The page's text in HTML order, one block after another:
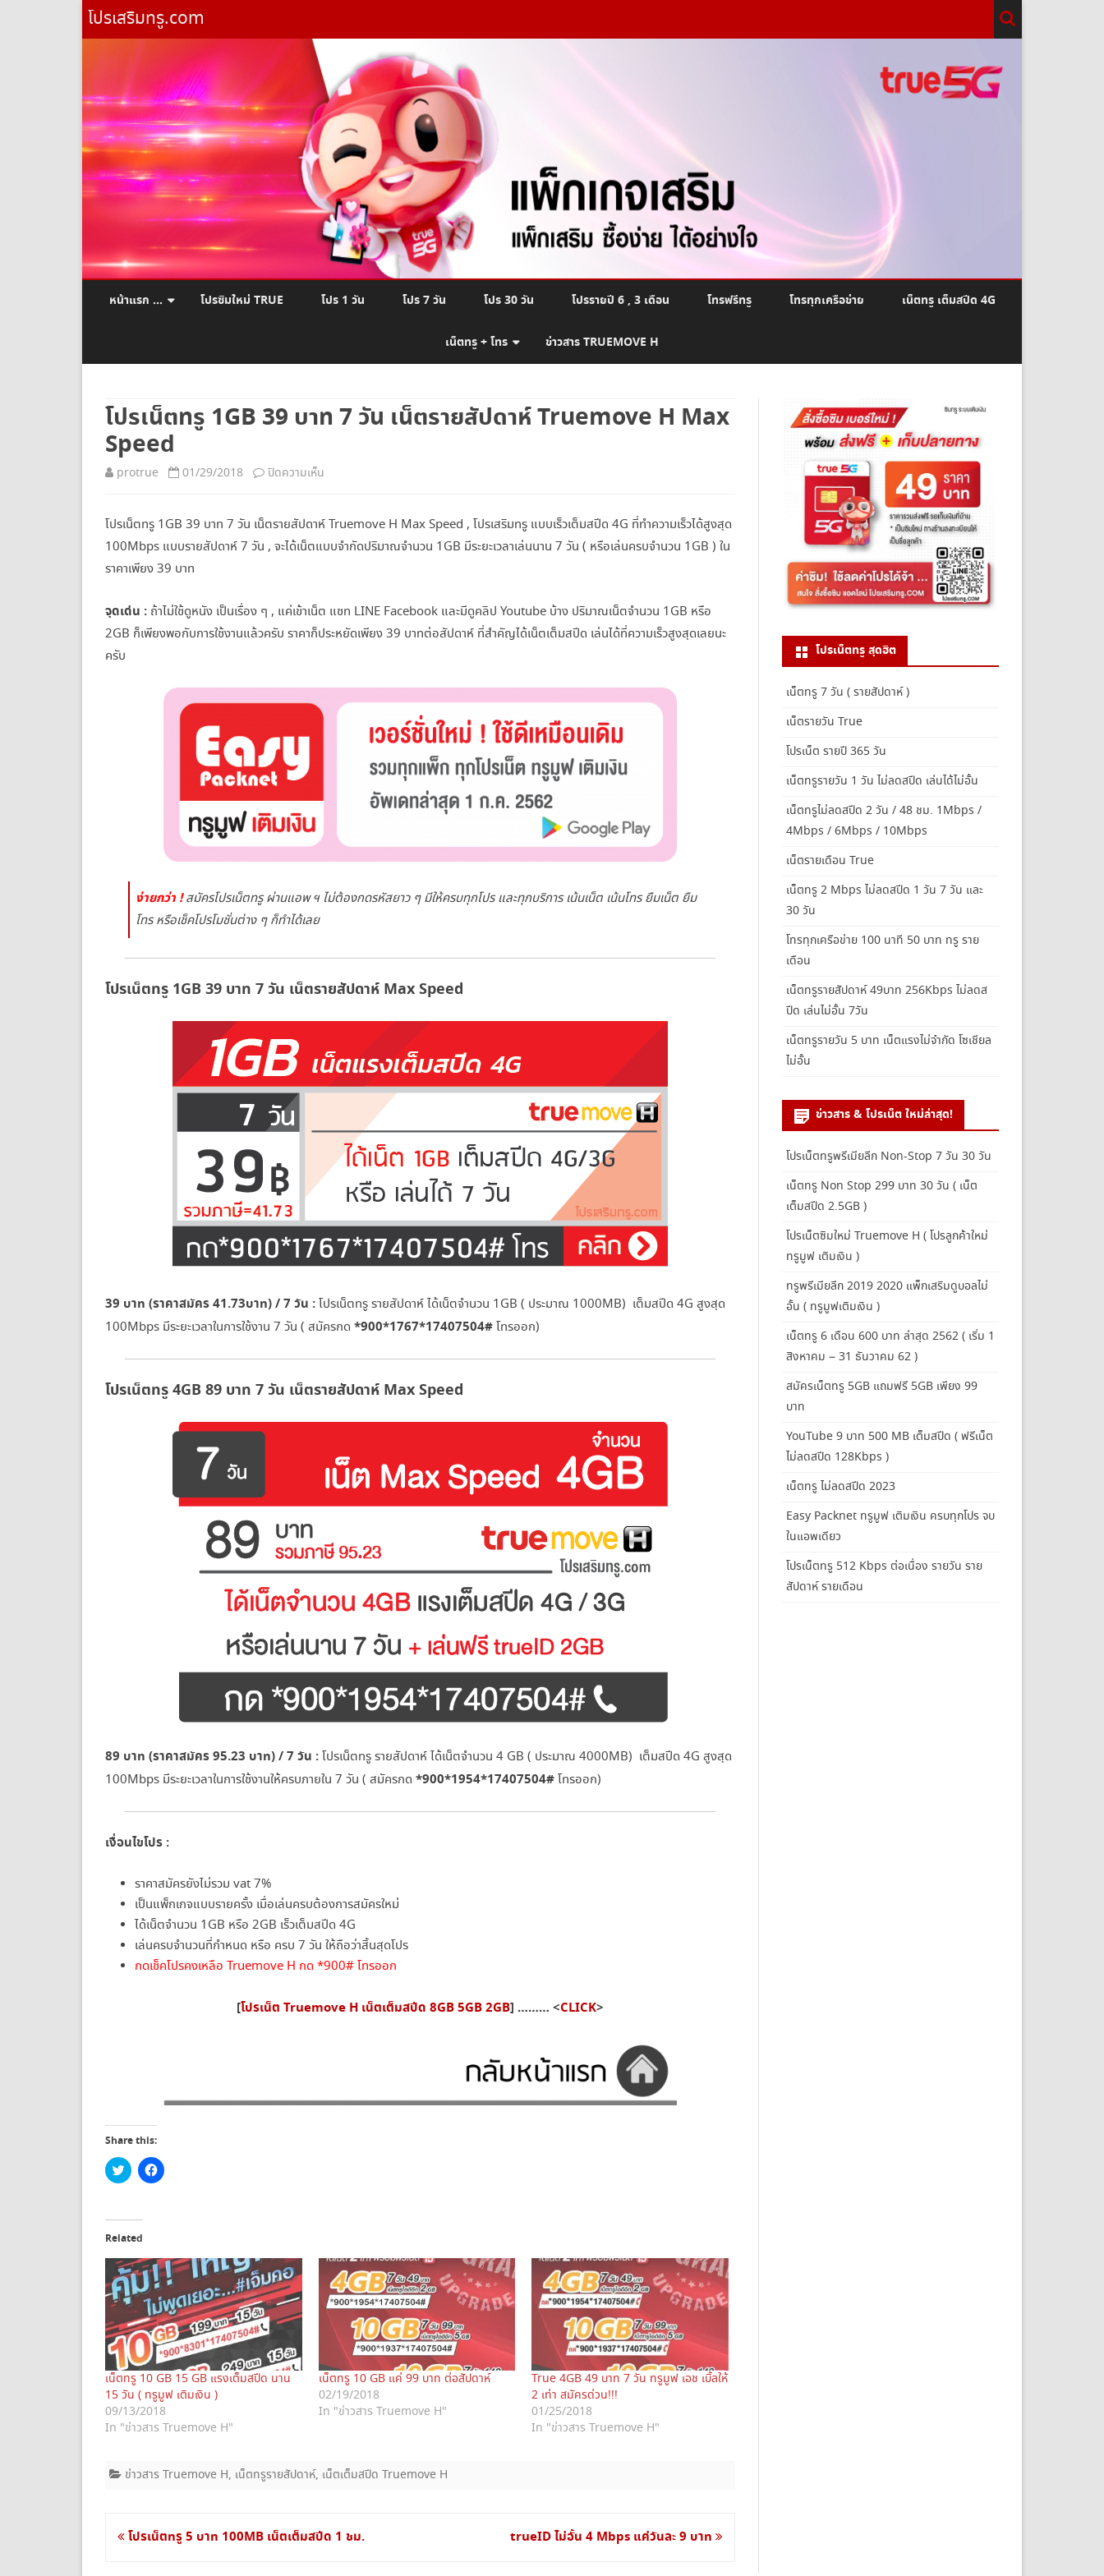
โปรเสริมทรู.com
Skip
หน้าแรก … โปรซิมใหม่ TRUE โปร 1 วัน โปร 7 วัน โปร 30 วัน โปรรายปี 6 , 3 เดือน โทรฟรีทรู โทรทุกเครือข่าย เน็ตทรู เต็มสปีด 4G
เน็ตทรู + โทร
เน็ตทรู+โทรทุกค่าย
โปรเน็ตทรู+โทร 3G SMART
โปรเน็ตทรู+โทร SMART COMBO
TRUE WIFI
ข่าวสาร TRUEMOVE H
โปรเน็ตทรู 1GB 39 บาท 7 วัน เน็ตรายสัปดาห์ Truemove H Max
Speed
protrue 01/29/2018 ปิดความเห็น
เน็ต
39
Speed
โปรเน็ตทรู 1GB 39 บาท 7 วัน เน็ตรายสัปดาห์ Truemove H Max Speed , โปรเสริมทรู แบบเร็วเต็มสปีด 4G ที่ทำความเร็วได้สูงสุด
100Mbps แบบรายสัปดาห์ 7 วัน , จะได้เน็ตแบบจำกัดปริมาณจำนวน 1GB มีระยะเวลาเล่นนาน 7 วัน ( หรือเล่นครบจำนวน 1GB ) ใน
ราคาเพียง 39 บาท
จุดเด่น : ถ้าไม่ใช้ดูหนัง เป็นเรื่อง ๆ , แค่เข้าเน็ต แชท LINE Facebook และมีดูคลิป Youtube บ้าง ปริมาณเน็ตจำนวน 1GB หรือ
2GB ก็เพียงพอกับการใช้งานแล้วครับ ราคาก็ประหยัดเพียง 39 บาทต่อสัปดาห์ ที่สำคัญได้เน็ตเต็มสปีด เล่นได้ที่ความเร็วสูงสุดเลยนะ
ครับ
ง่ายกว่า ! สมัครโปรเน็ตทรู ผ่านแอพ ฯ ไม่ต้องกดรหัสยาว ๆ มีให้ครบทุกโปร และทุกบริการ เน้นเน็ต เน้นโทร ยืมเน็ต ยืม
โทร หรือเช็คโปรโมชั่นต่าง ๆ ก็ทำได้เลย
โปรเน็ตทรู 1GB 39 บาท 7 วัน เน็ตรายสัปดาห์ Max Speed
39 บาท (ราคาสมัคร 41.73บาท) / 7 วัน :โปรเน็ตทรู รายสัปดาห์ ได้เน็ตจำนวน 1GB ( ประมาณ 1000MB) เต็มสปีด 4G สูงสุด
100Mbps มีระยะเวลาในการใช้งาน 7 วัน ( สมัครกด *900*1767*17407504#โทรออก)
โปรเน็ตทรู 4GB 89 บาท 7 วัน เน็ตรายสัปดาห์ Max Speed
89 บาท (ราคาสมัคร 95.23 บาท) / 7 วัน :โปรเน็ตทรู รายสัปดาห์ ได้เน็ตจำนวน 4 GB ( ประมาณ 4000MB) เต็มสปีด 4G สูงสุด
100Mbps มีระยะเวลาในการใช้งานให้ครบภายใน 7 วัน ( สมัครกด *900*1954*17407504#โทรออก)
เงื่อนไขโปร :
ราคาสมัครยังไม่รวม vat 7%
เป็นแพ็กเกจแบบรายครั้ง เมื่อเล่นครบต้องการสมัครใหม่
ได้เน็ตจำนวน 1GB หรือ 2GB เร็วเต็มสปีด 4G
เล่นครบจำนวนที่กำหนด หรือ ครบ 7 วัน ให้ถือว่าสิ้นสุดโปร
กดเช็คโปรคงเหลือ Truemove H กด *900# โทรออก
[โปรเน็ต Truemove H เน็ตเต็มสปีด 8GB 5GB 2GB] ……… <CLICK>
Share this:
C
l
t
o
s
a
r
e
o
n
T
w
i
t
t
e
r
(
O
p
e
n
n
n
n
d
C
l
a
r
e
o
n
F
a
c
e
b
o
o
k
(
O
p
n
i
n
Related
เน็ตทรู 10 GB 15 GB แรงเต็มสปีด นาน
15 วัน ( ทรูมูฟ เติมเงิน )
09/13/2018
In "ข่าวสาร Truemove H"
เน็ตทรู 10 GB แค่ 99 บาท ต่อสัปดาห์
02/19/2018
In "ข่าวสาร Truemove H"
True 4GB 49 บาท 7 วัน ทรูมูฟ เอช เบิ้ลให้
2 เท่า สมัครด่วน!!!
01/25/2018
In "ข่าวสาร Truemove H"
ข่าวสาร Truemove H, เน็ตทรูรายสัปดาห์, เน็ตเต็มสปีด Truemove H
แนะแนว
โปรเน็ตทรู 5 บาท 100MB เน็ตเต็มสปีด 1 ชม. trueID ไม่อั้น 4 Mbps แค่วันละ 9 บาท
โปรเน็ตทรู สุดฮิต
เน็ตทรู 7 วัน ( รายสัปดาห์ )
เน็ตรายวัน True
โปรเน็ต รายปี 365 วัน
เน็ตทรูรายวัน 1 วัน ไม่ลดสปีด เล่นได้ไม่อั้น
เน็ตทรูไม่ลดสปีด 2 วัน / 48 ชม. 1Mbps /
4Mbps / 6Mbps / 10Mbps
เน็ตรายเดือน True
เน็ตทรู 2 Mbps ไม่ลดสปีด 1 วัน 7 วัน และ
30 วัน
โทรทุกเครือข่าย 100 นาที 50 บาท ทรู ราย
เดือน
เน็ตทรูรายสัปดาห์ 49บาท 256Kbps ไม่ลดส
ปีด เล่นไม่อั้น 7วัน
เน็ตทรูรายวัน 5 บาท เน็ตแรงไม่จำกัด โซเชียล
ไม่อั้น
ข่าวสาร & โปรเน็ต ใหม่ล่าสุด!
โปรเน็ตทรูพรีเมียลีก Non-Stop 7 วัน 30 วัน
เน็ตทรู Non Stop 299 บาท 30 วัน ( เน็ต
เต็มสปีด 2.5GB )
โปรเน็ตซิมใหม่ Truemove H ( โปรลูกค้าใหม่
ทรูมูฟ เติมเงิน )
ทรูพรีเมียลีก 2019 2020 แพ็กเสริมดูบอลไม่
อั้น ( ทรูมูฟเติมเงิน )
เน็ตทรู 6 เดือน 600 บาท ล่าสุด 2562 ( เริ่ม 1
สิงหาคม – 31 ธันวาคม 62 )
สมัครเน็ตทรู 5GB แถมฟรี 5GB เพียง 99
บาท
YouTube 9 บาท 500 MB เต็มสปีด ( ฟรีเน็ต
ไม่ลดสปีด 128Kbps )
เน็ตทรู ไม่ลดสปีด 2023
Easy Packnet ทรูมูฟ เติมเงิน ครบทุกโปร จบ
ในแอพเดียว
โปรเน็ตทรู 512 Kbps ต่อเนื่อง รายวัน ราย
สัปดาห์ รายเดือน